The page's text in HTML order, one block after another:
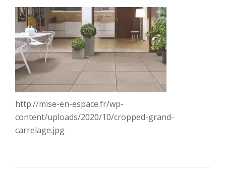
http://mise-en-espace.fr/wp-
content/uploads/2020/10/cropped-grand-
carrelage.jpg